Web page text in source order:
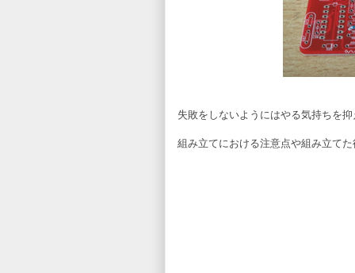
失敗をしないようにはやる気持ちを
組み立てにおける注意点や組み立て